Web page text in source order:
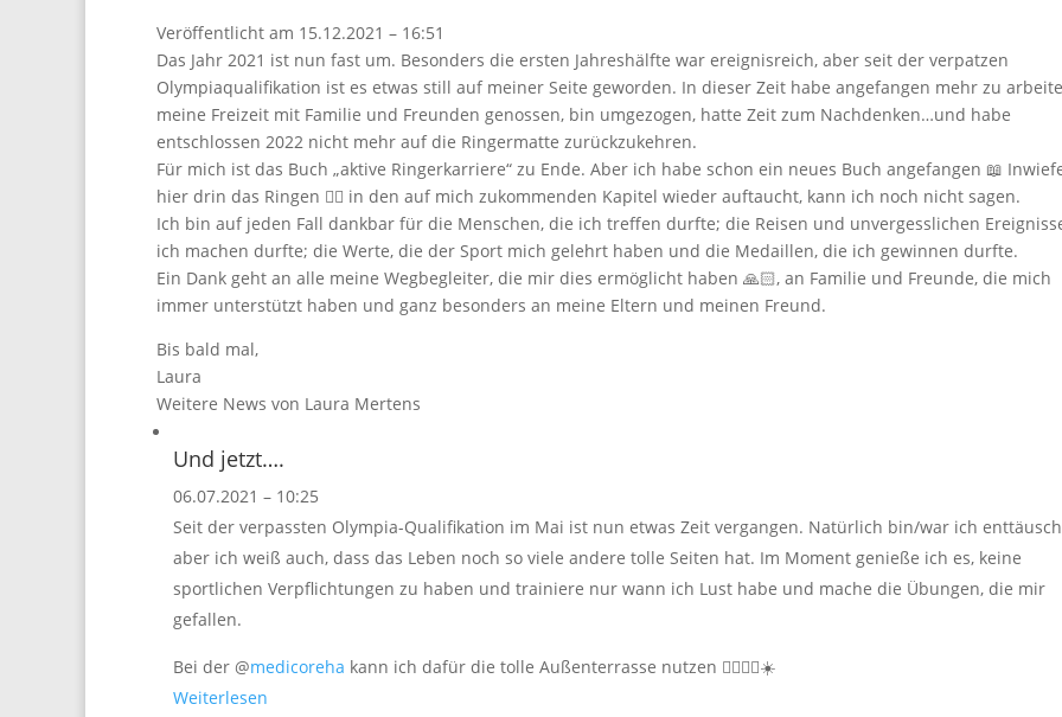
Veröffentlicht am 15.12.2021 – 16:51
Das Jahr 2021 ist nun fast um. Besonders die ersten Jahreshälfte war ereignisreich, aber seit der verpatzen
Olympiaqualifikation ist es etwas still auf meiner Seite geworden. In dieser Zeit habe angefangen mehr zu
meine Freizeit mit Familie und Freunden genossen, bin umgezogen, hatte Zeit zum Nachdenken…und habe
entschlossen 2022 nicht mehr auf die Ringermatte zurückzukehren.
Für mich ist das Buch „aktive Ringerkarriere“ zu Ende. Aber ich habe schon ein neues Buch angefangen 📖
hier drin das Ringen 🤼‍♀️ in den auf mich zukommenden Kapitel wieder auftaucht, kann ich noch nicht sagen.
Ich bin auf jeden Fall dankbar für die Menschen, die ich treffen durfte; die Reisen und unvergesslichen
ich machen durfte; die Werte, die der Sport mich gelehrt haben und die Medaillen, die ich gewinnen durfte.
Ein Dank geht an alle meine Wegbegleiter, die mir dies ermöglicht haben 🙏🏻, an Familie und Freunde, die mich
immer unterstützt haben und ganz besonders an meine Eltern und meinen Freund.
Bis bald mal,
Laura
Weitere News von Laura Mertens
Und jetzt….
06.07.2021 – 10:25
Seit der verpassten Olympia-Qualifikation im Mai ist nun etwas Zeit vergangen. Natürlich bin/war ich
aber ich weiß auch, dass das Leben noch so viele andere tolle Seiten hat. Im Moment genieße ich es, keine
sportlichen Verpflichtungen zu haben und trainiere nur wann ich Lust habe und mache die Übungen, die mir
gefallen.
Bei der @medicoreha kann ich dafür die tolle Außenterrasse nutzen 🏋️‍♀️🤸‍♂️☀️
Weiterlesen